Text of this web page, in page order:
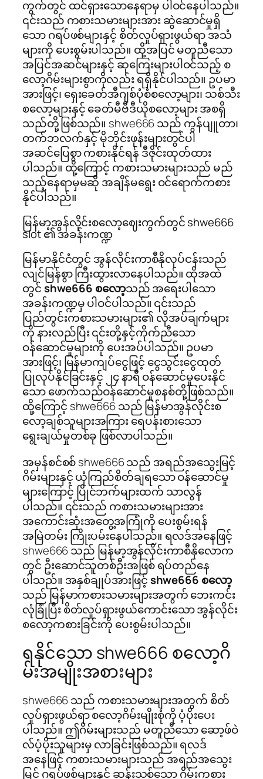
ကွက်တွင် ထင်ရှားသောနေရာမှ ပါဝင်နေပါသည်။
၎င်းသည် ကစားသမားများအား ဆွဲဆောင်မှုရှိ
သော ဂရပ်ဖစ်များနှင့် စိတ်လှုပ်ရှားဖွယ်ရာ အသံ
များကို ပေးစွမ်းပါသည်။ ထို့အပြင် မတူညီသော
အပြင်အဆင်များနှင့် ဆုကြေးများပါဝင်သည့် စ
လော့ဂိမ်းများစွာကိုလည်း ရရှိနိုင်ပါသည်။ ဥပမာ
အားဖြင့်၊ ရှေးခေတ်အီဂျစ်ပုံစံစလော့များ၊ သစ်သီး
စလော့များနှင့် ခေတ်မီဗီဒီယိုစလော့များ အစရှိ
သည်တို့ဖြစ်သည်။ shwe666 သည် ကွန်ပျူတာ၊
တက်ဘလက်နှင့် မိုဘိုင်းဖုန်းများတွင်ပါ
အဆင်ပြေစွာ ကစားနိုင်ရန် ဒီဇိုင်းထုတ်ထား
ပါသည်။ ထို့ကြောင့် ကစားသမားများသည် မည်
သည့်နေရာမှမဆို အချိန်မရွေး ဝင်ရောက်ကစား
နိုင်ပါသည်။
မြန်မာ့အွန်လိုင်းစလော့ဈေးကွက်တွင် shwe666
slot ၏ အခန်းကဏ္ဍ
မြန်မာနိုင်ငံတွင် အွန်လိုင်းကာစီနိုလုပ်ငန်းသည်
လျင်မြန်စွာ ကြီးထွားလာနေပါသည်။ ထိုအထဲ
တွင်shwe666 စလော့သည် အရေးပါသော
အခန်းကဏ္ဍမှ ပါဝင်ပါသည်။ ၎င်းသည်
ပြည်တွင်းကစားသမားများ၏ လိုအပ်ချက်များ
ကို နားလည်ပြီး ၎င်းတို့နှင့်ကိုက်ညီသော
ဝန်ဆောင်မှုများကို ပေးအပ်ပါသည်။ ဥပမာ
အားဖြင့်၊ မြန်မာကျပ်ငွေဖြင့် ငွေသွင်းငွေထုတ်
ပြုလုပ်နိုင်ခြင်းနှင့် ၂၄ နာရီ ဝန်ဆောင်မှုပေးနိုင်
သော ဖောက်သည်ဝန်ဆောင်မှုစနစ်တို့ဖြစ်သည်။
ထို့ကြောင့် shwe666 သည် မြန်မာအွန်လိုင်းစ
လော့ချစ်သူများအကြား ရေပန်းစားသော
ရွေးချယ်မှုတစ်ခု ဖြစ်လာပါသည်။
အမှန်စင်စစ် shwe666 သည် အရည်အသွေးမြင့်
ဂိမ်းများနှင့် ယုံကြည်စိတ်ချရသော ဝန်ဆောင်မှု
များကြောင့် ပြိုင်ဘက်များထက် သာလွန်
ပါသည်။ ၎င်းသည် ကစားသမားများအား
အကောင်းဆုံးအတွေ့အကြုံကို ပေးစွမ်းရန်
အမြဲတမ်း ကြိုးပမ်းနေပါသည်။ ရလဒ်အနေဖြင့်
shwe666 သည် မြန်မာ့အွန်လိုင်းကာစီနိုလောက
တွင် ဦးဆောင်သူတစ်ဦးအဖြစ် ရပ်တည်နေ
ပါသည်။ အနှစ်ချုပ်အားဖြင့်shwe666 စလော့
သည် မြန်မာကစားသမားများအတွက် ဘေးကင်း
လုံခြုံပြီး စိတ်လှုပ်ရှားဖွယ်ကောင်းသော အွန်လိုင်း
စလော့ကစားခြင်းကို ပေးစွမ်းပါသည်။
ရနိုင်သော shwe666 စလော့ဂိ
မ်းအမျိုးအစားများ
shwe666 သည် ကစားသမားများအတွက် စိတ်
လှုပ်ရှားဖွယ်ရာ စလော့ဂိမ်းမျိုးစုံကို ပံ့ပိုးပေး
ပါသည်။ ဤဂိမ်းများသည် မတူညီသော ဆော့ဖ်ဝဲ
လ်ပံ့ပိုးသူများမှ လာခြင်းဖြစ်သည်။ ရလဒ်
အနေဖြင့် ကစားသမားများသည် အရည်အသွေး
မြင့် ဂရပ်ဖစ်များနှင့် ဆန်းသစ်သော ဂိမ်းကစား